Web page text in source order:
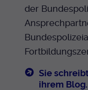
der
Sie
ihrem Blog.